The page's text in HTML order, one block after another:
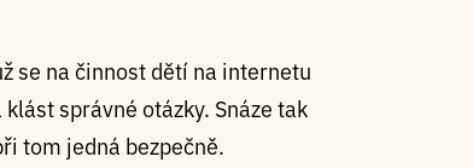
se na činnost dětí na internetu
správné otázky. Snáze tak
tom jedná bezpečně.